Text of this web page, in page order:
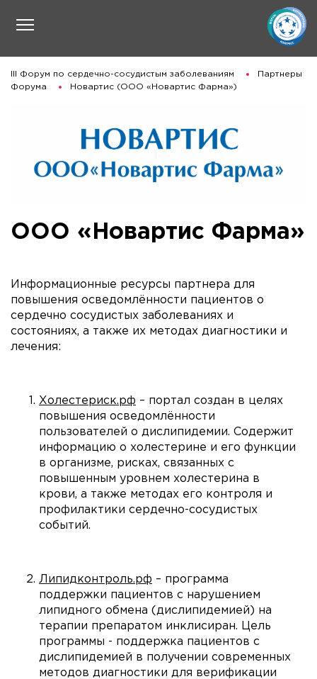
III Форум по сердечно-сосудистым заболеваниям
Партнеры
Форума
Новартис (ООО «Новартис Фарма»)
ООО «Новартис Фарма»
Информационные ресурсы партнера для
повышения осведомлённости пациентов о
сердечно сосудистых заболеваниях и
состояниях, а также их методах диагностики и
лечения:
Холестериск.рф – портал создан в целях
повышения осведомлённости
пользователей о дислипидемии. Содержит
информацию о холестерине и его функции
в организме, рисках, связанных с
повышенным уровнем холестерина в
крови, а также методах его контроля и
профилактики сердечно-сосудистых
событий.
Липидконтроль.рф – программа
поддержки пациентов с нарушением
липидного обмена (дислипидемией) на
терапии препаратом инклисиран. Цель
программы - поддержка пациентов с
дислипидемией в получении современных
методов диагностики для верификации